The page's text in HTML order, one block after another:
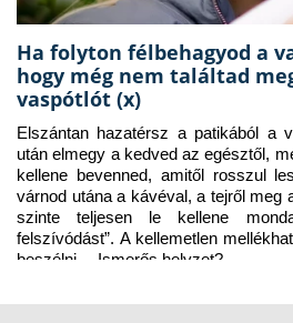
Ha folyton félbehagyod a
hogy még nem találtad
vaspótlót (x)
Elszántan hazatérsz a patikából a
után elmegy a kedved az egésztől,
kellene bevenned, amitől rosszul
várnod utána a kávéval, a tejről meg
szinte teljesen le kellene
felszívódást”. A kellemetlen
beszélni… Ismerős helyzet?